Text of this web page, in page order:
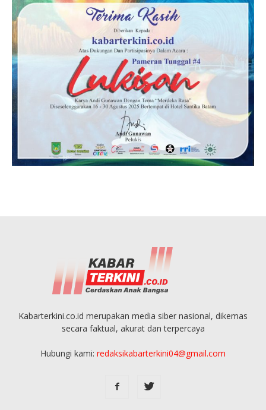
Kabarterkini.co.id merupakan media siber nasional, dikemas
secara faktual, akurat dan terpercaya
Hubungi kami: redaksikabarterkini04@gmail.com